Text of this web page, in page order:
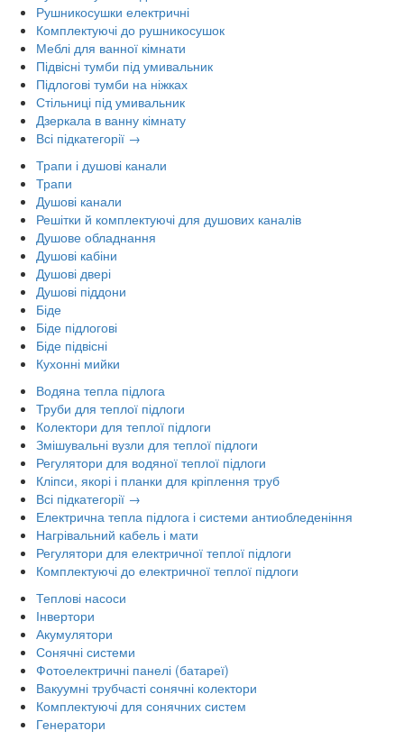
Рушникосушки електричні
Комплектуючі до рушникосушок
Меблі для ванної кімнати
Підвісні тумби під умивальник
Підлогові тумби на ніжках
Стільниці під умивальник
Дзеркала в ванну кімнату
Всі підкатегорії →
Трапи і душові канали
Трапи
Душові канали
Решітки й комплектуючі для душових каналів
Душове обладнання
Душові кабіни
Душові двері
Душові піддони
Біде
Біде підлогові
Біде підвісні
Кухонні мийки
Водяна тепла підлога
Труби для теплої підлоги
Колектори для теплої підлоги
Змішувальні вузли для теплої підлоги
Регулятори для водяної теплої підлоги
Кліпси, якорі і планки для кріплення труб
Всі підкатегорії →
Електрична тепла підлога і системи антиобледеніння
Нагрівальний кабель і мати
Регулятори для електричної теплої підлоги
Комплектуючі до електричної теплої підлоги
Теплові насоси
Інвертори
Акумулятори
Сонячні системи
Фотоелектричні панелі (батареї)
Вакуумні трубчасті сонячні колектори
Комплектуючі для сонячних систем
Генератори